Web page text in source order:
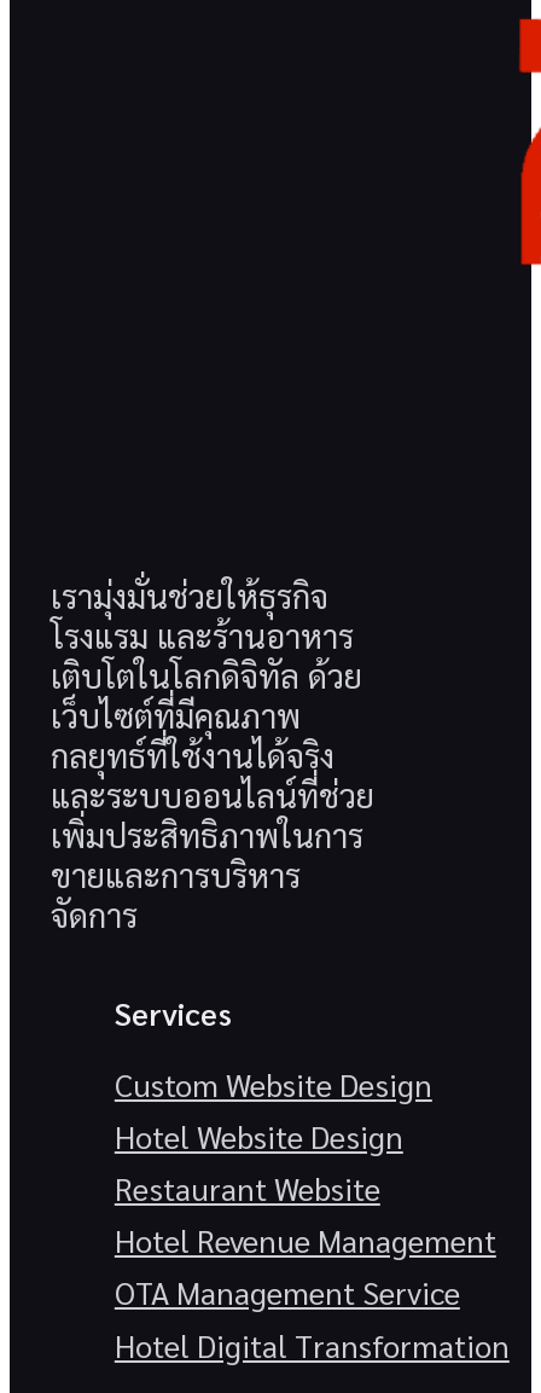
เรามุ่งมั่นช่วยให้ธุรกิจ
โรงแรม และร้านอาหาร
เติบโตในโลกดิจิทัล ด้วย
เว็บไซต์ที่มีคุณภาพ
กลยุทธ์ที่ใช้งานได้จริง
และระบบออนไลน์ที่ช่วย
เพิ่มประสิทธิภาพในการ
ขายและการบริหาร
จัดการ
Services
Custom Website Design
Hotel Website Design
Restaurant Website
Hotel Revenue Management
OTA Management Service
Hotel Digital Transformation